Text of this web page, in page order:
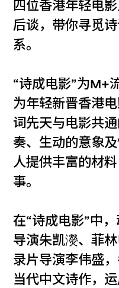
四位香港年轻电
后谈，带你寻觅
系。
“诗成电影”为M+
为年轻新晋香港
词先天与电影共
奏、生动的意象
人提供丰富的材
事。
在“诗成电影”中
导演朱凯濙、菲
录片导演李伟盛
当代中文诗作，